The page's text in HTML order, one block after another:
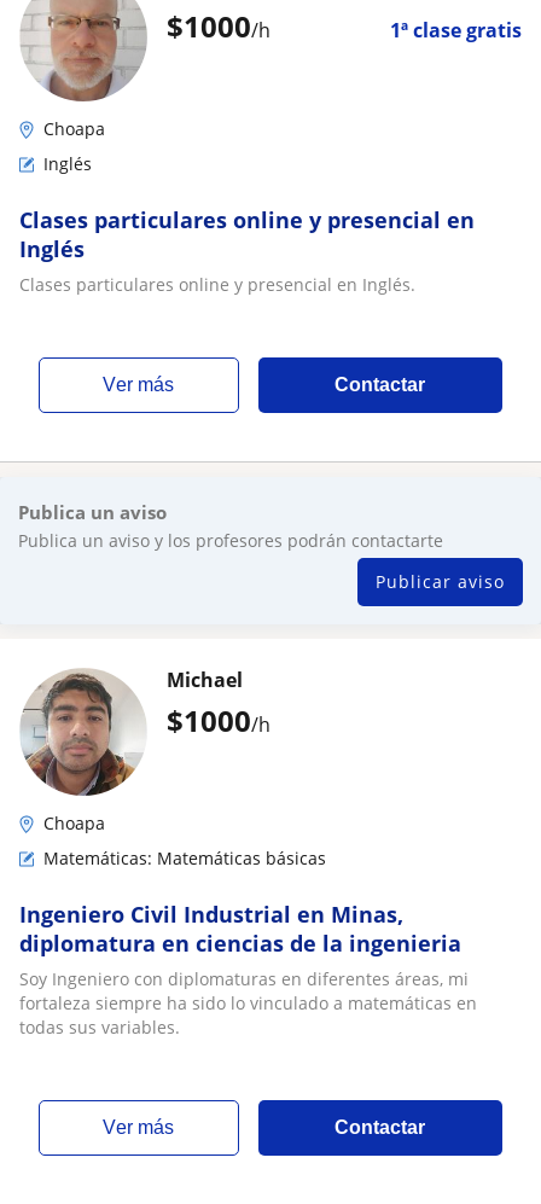
$1000/h 1ª clase gratis
Choapa
Inglés
Clases particulares online y presencial en
Inglés
Clases particulares online y presencial en Inglés.
ver más Contactar
Publica un aviso
Publica un aviso y los profesores podrán contactarte
Publicar aviso
$1000/h
Michael
Choapa
Matemáticas: Matemáticas básicas
Ingeniero Civil Industrial en Minas,
diplomatura en ciencias de la ingenieria
Soy Ingeniero con diplomaturas en diferentes áreas, mi
fortaleza siempre ha sido lo vinculado a matemáticas en
todas sus variables.
ver más Contactar